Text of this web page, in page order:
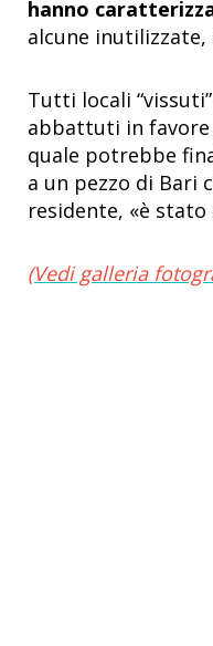
hanno
alcune
Tutti locali
abbattuti in favore
quale potrebbe
a un pezzo di Bari
residente, «è
(Vedi galleria